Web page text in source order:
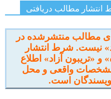
مطالب دریافتی
مطالب منتشرشده در
نیست. شرط انتشار
«تریبون آزاد» اطلاع
واقعی و محل
است.